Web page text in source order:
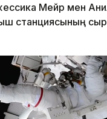
Мейр мен
станциясының